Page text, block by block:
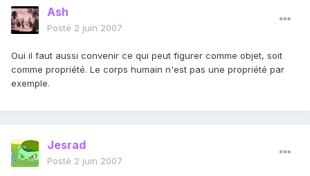
Ash
Posté 2 juin 2007
Oui il faut aussi convenir ce qui peut figurer comme objet, soit
comme propriété. Le corps humain n'est pas une propriété par
exemple.
Jesrad
Posté 2 juin 2007